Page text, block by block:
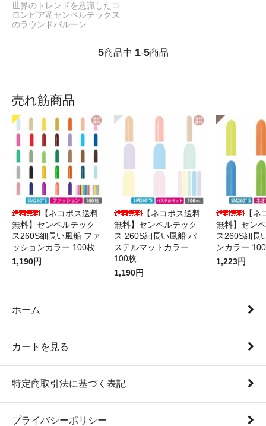
世界のトレンドを意識したコ
ロンビア産センペルテックス
のラウンドバルーン
5商品中 1-5商品
売れ筋商品
【ネコポス送料
無料】センペルテック
ス260S細長い風船 ファ
ッションカラー 100枚
1,190円
【ネコポス送料
無料】センペルテック
ス 260S細長い風船 パ
ステルマットカラー
100枚
1,190円
【
無料】セン
ス260S細長
ンカラー
1,223円
ホーム
カートを見る
特定商取引法に基づく表記
プライバシーポリシー